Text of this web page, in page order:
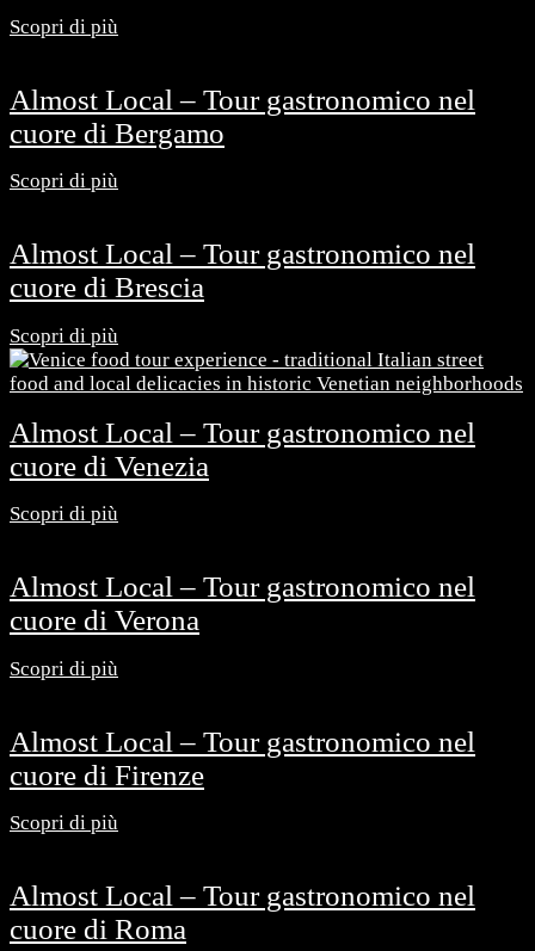
Scopri di più
Almost Local – Tour gastronomico nel
cuore di Bergamo
Scopri di più
Almost Local – Tour gastronomico nel
cuore di Brescia
Scopri di più
Almost Local – Tour gastronomico nel
cuore di Venezia
Scopri di più
Almost Local – Tour gastronomico nel
cuore di Verona
Scopri di più
Almost Local – Tour gastronomico nel
cuore di Firenze
Scopri di più
Almost Local – Tour gastronomico nel
cuore di Roma